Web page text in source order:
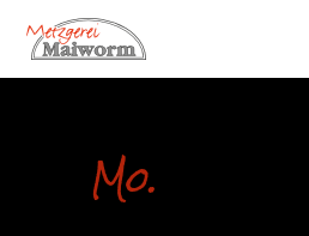
Inhalt
springen
Lieferung & Catering
Mo.